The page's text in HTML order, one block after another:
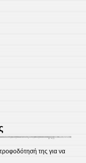
της για να